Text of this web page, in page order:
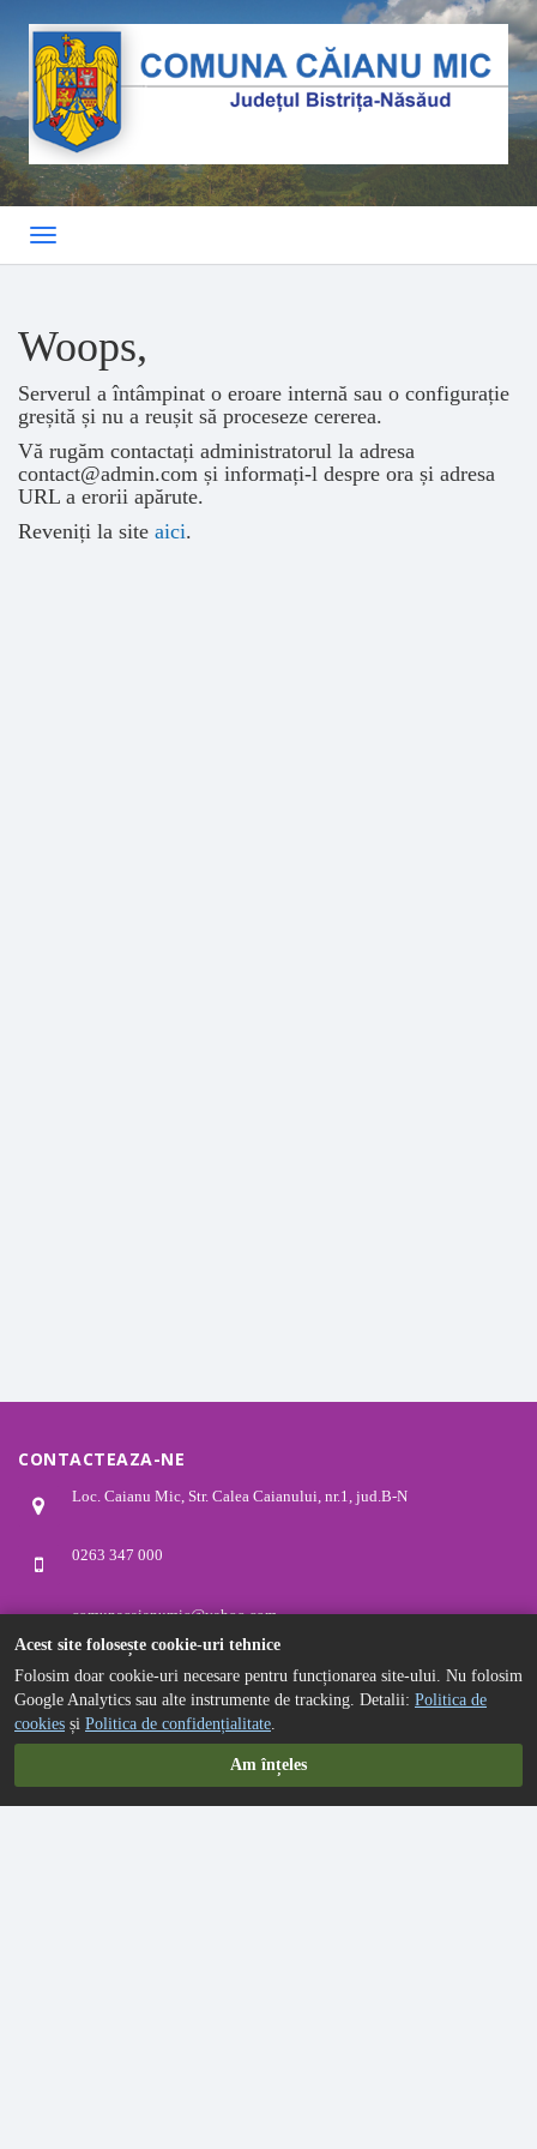
Toggle
Woops,
Serverul a întâmpinat o eroare internă sau o configurație
greșită și nu a reușit să proceseze cererea.
Vă rugăm contactați administratorul la adresa
contact@admin.com și informați-l despre ora și adresa
URL a erorii apărute.
Reveniți la site aici.
CONTACTEAZA-NE
Loc. Caianu Mic, Str. Calea Caianului, nr.1, jud.B-N
0263 347 000
comunacaianumic@yahoo.com
LINKURI RAPIDE
Primarie
Consiliu Local
Informatii de interes public
Acest site folosește cookie-uri tehnice
Folosim doar cookie-uri necesare pentru funcționarea site-ului. Nu folosim
Google Analytics sau alte instrumente de tracking. Detalii: Politica de
cookies și Politica de confidențialitate.
Am înțeles